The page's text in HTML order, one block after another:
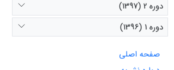
دوره 2 (1397)
دوره 1 (1396)
صفحه اصلی